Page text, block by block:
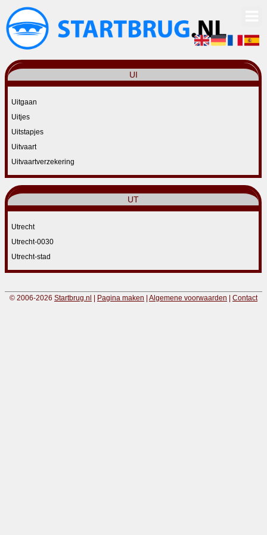
UI
Uitgaan
Uitjes
Uitstapjes
Uitvaart
Uitvaartverzekering
UT
Utrecht
Utrecht-0030
Utrecht-stad
© 2006-2026 Startbrug.nl Pagina maken Algemene voorwaarden Contact